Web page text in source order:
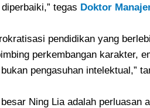
tegas Doktor
pendidikan yang
perkembangan karakter,
pengasuhan intelektual,”
Ning Lia adalah perluasan